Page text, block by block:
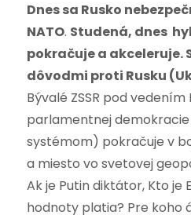
Dnes sa Rusko
NATO. Studená, dnes
pokračuje a akceleruje.
dôvodmi proti Rusku
Bývalé ZSSR pod
parlamentnej
systémom) pokračuje v
a miesto vo svetovej
Ak je Putin diktátor, Kto je
hodnoty platia? Pre koho